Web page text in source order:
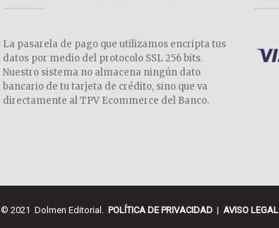
La pasarela de pago que utilizamos encripta tus
datos por medio del protocolo SSL 256 bits.
Nuestro sistema no almacena ningún dato
bancario de tu tarjeta de crédito, sino que va
directamente al TPV Ecommerce del Banco.
© 2021 Dolmen Editorial. POLÍTICA DE PRIVACIDAD | AVISO LEGAL